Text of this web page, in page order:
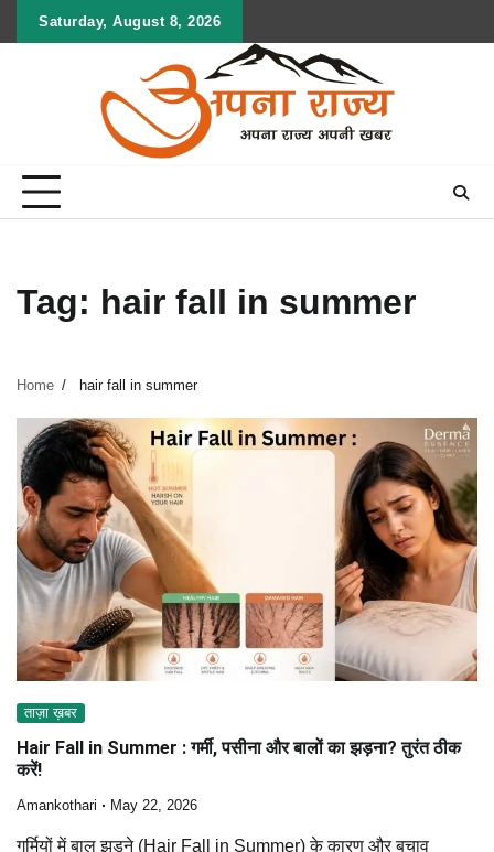
Saturday, August 8, 2026
Tag: hair fall in summer
Home hair fall in summer
ताज़ा ख़बर
Hair Fall in Summer : गर्मी, पसीना और बालों का झड़ना? तुरंत ठीक
करें!
Amankothari May 22, 2026
गर्मियों में बाल झड़ने (Hair Fall in Summer) के कारण और बचाव